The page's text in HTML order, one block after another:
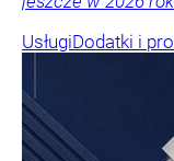
UsługiDodatki i